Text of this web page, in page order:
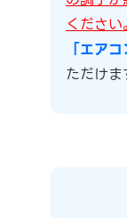
ください
「エア
ただけま